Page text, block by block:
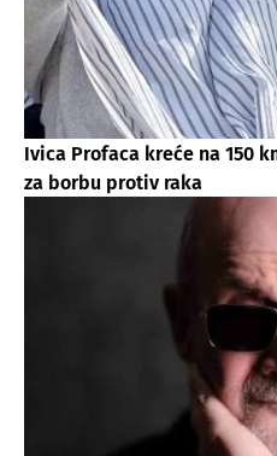
Ivica Profaca kreće na 150
za borbu protiv raka